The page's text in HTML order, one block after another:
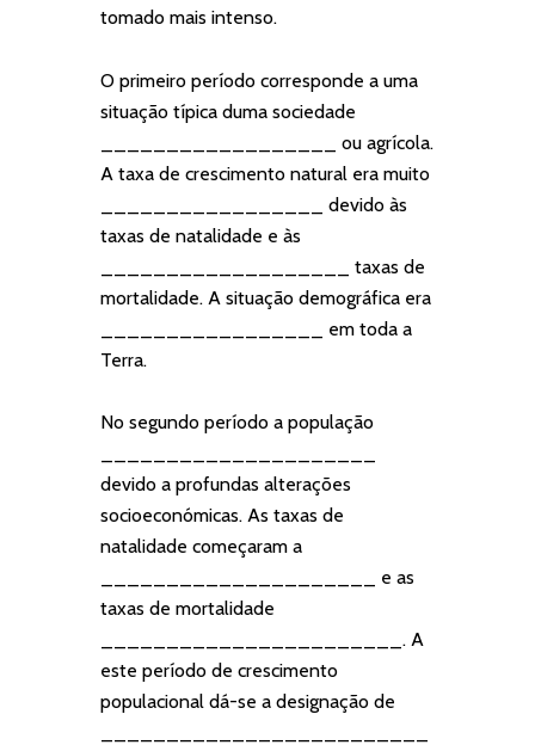
tomado mais intenso.
O primeiro período corresponde a uma
situação típica duma sociedade
__________________ ou agrícola.
A taxa de crescimento natural era muito
_________________ devido às
taxas de natalidade e às
___________________ taxas de
mortalidade. A situação demográfica era
_________________ em toda a
Terra.
No segundo período a população
devido a profundas alterações
socioeconómicas. As taxas de
natalidade começaram a
_____________________ e as
taxas de mortalidade
_______________________. A
este período de crescimento
populacional dá-se a designação de